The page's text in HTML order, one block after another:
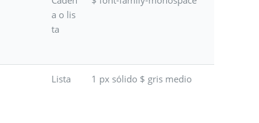
a o lis
ta
Lista 1 px sólido $ gris medio